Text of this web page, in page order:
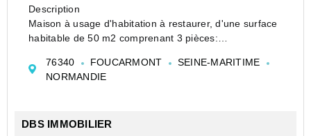
Description
Maison à usage d'habitation à restaurer, d'une surface
habitable de 50 m2 comprenant 3 pièces:
cheminée non tubée (14 m2), salle de bain.
A l'étage: 2 chambres de 10 m2.
76340 FOUCARMONT
SEINE-MARITIME
NORMANDIE
DBS IMMOBILIER